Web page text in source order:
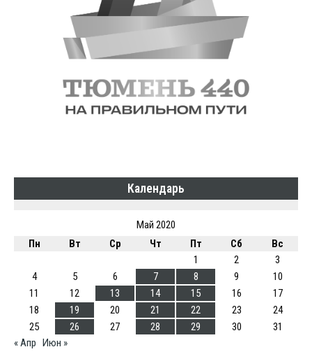
Календарь
Май 2020
Пн
Вт Ср Чт Пт Сб
Вс
1
2
3
4
5 6 7 8 9
10
11
12 13 14 15 16
17
18
19 20 21 22 23
24
25
26 27 28 29 30
31
« Апр Июн »